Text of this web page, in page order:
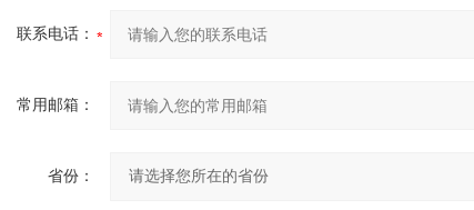
联系电话：
常用邮箱：
省份：